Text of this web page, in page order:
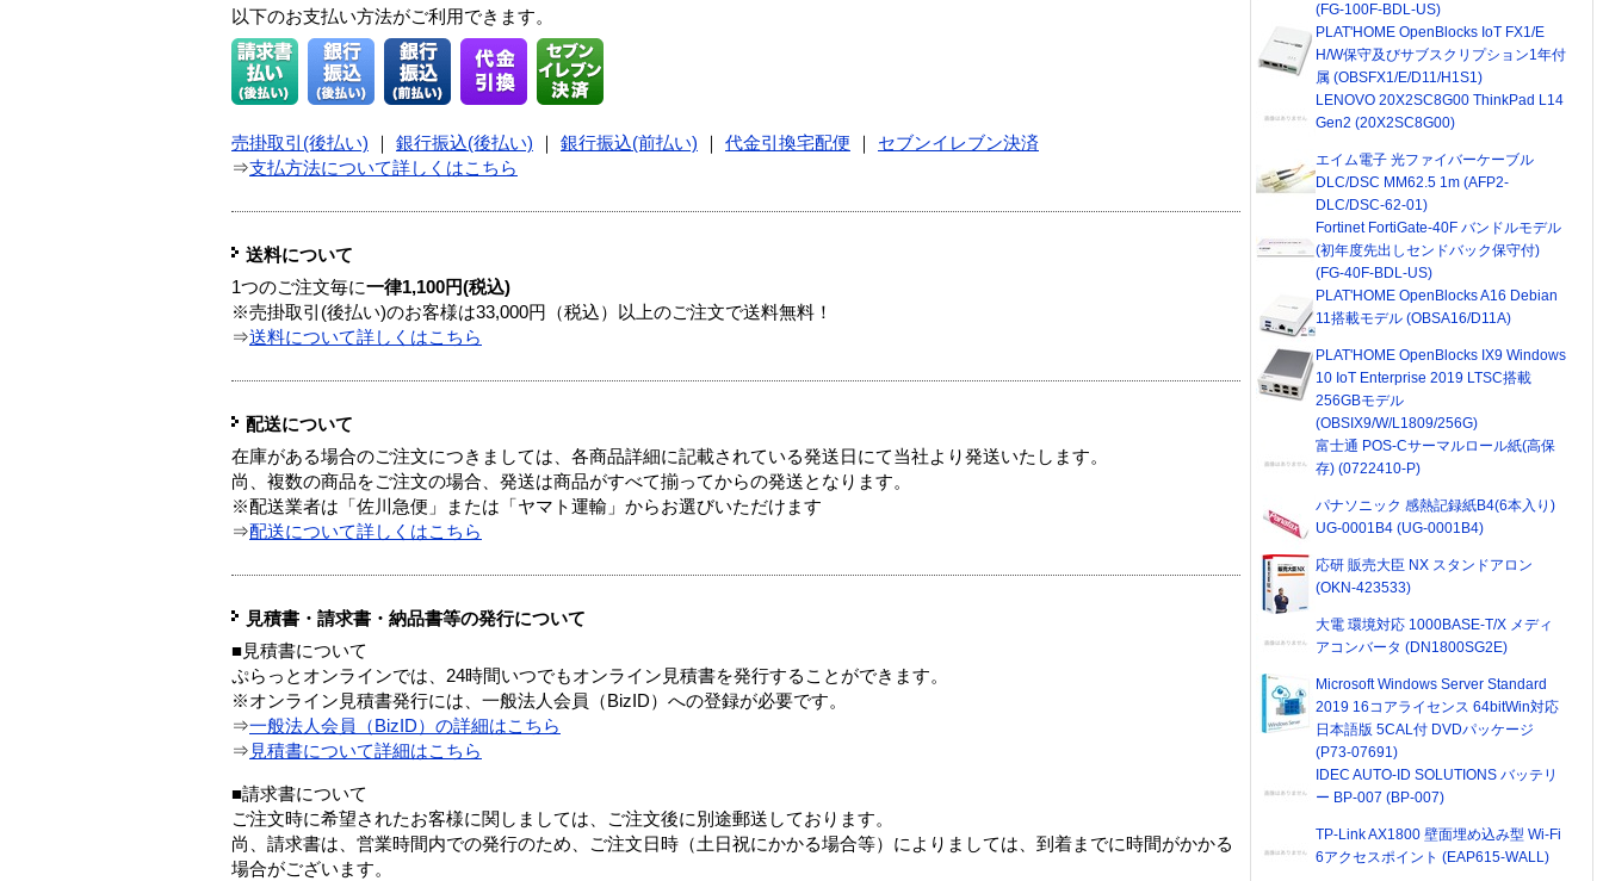
以下のお支払い方法がご利用できます。
売掛取引(後払い) 銀行振込(後払い) 銀行振込(前払い) 代金引換宅配便
セブンイレブン決済
⇒支払方法について詳しくはこちら
送料について
1つのご注文毎に一律1,100円(税込)
※売掛取引(後払い)のお客様は33,000円（税込）以上のご注文で送料無料！
⇒送料について詳しくはこちら
配送について
在庫がある場合のご注文につきましては、各商品詳細に記載されている発送日にて当社より発送いたします。
尚、複数の商品をご注文の場合、発送は商品がすべて揃ってからの発送となります。
※配送業者は「佐川急便」または「ヤマト運輸」からお選びいただけます
⇒配送について詳しくはこちら
見積書・請求書・納品書等の発行について
■見積書について
ぷらっとオンラインでは、24時間いつでもオンライン見積書を発行することができます。
※オンライン見積書発行には、一般法人会員（BizID）への登録が必要です。
⇒一般法人会員（BizID）の詳細はこちら
⇒ 見積書について詳細はこちら
■請求書について
ご注文時に希望されたお客様に関しましては、ご注文後に別途郵送しております。
尚、請求書は、営業時間内での発行のため、ご注文日時（土日祝にかかる場合等）によりましては、到着までに時間がかかる
場合がございます。
(FG-100F-BDL-US)
PLAT'HOME OpenBlocks IoT FX1/E
H/W保守及びサブスクリプション1年付
属 (OBSFX1/E/D11/H1S1)
LENOVO 20X2SC8G00 ThinkPad L14
Gen2 (20X2SC8G00)
エイム電子 光ファイバーケーブル
DLC/DSC MM62.5 1m (AFP2-
DLC/DSC-62-01)
Fortinet FortiGate-40F バンドルモデル
(初年度先出しセンドバック保守付)
(FG-40F-BDL-US)
PLAT'HOME OpenBlocks A16 Debian
11搭載モデル (OBSA16/D11A)
PLAT'HOME OpenBlocks IX9 Windows
10 IoT Enterprise 2019 LTSC搭載
256GBモデル
(OBSIX9/W/L1809/256G)
富士通 POS-Cサーマルロール紙(高保
存) (0722410-P)
パナソニック 感熱記録紙B4(6本入り)
UG-0001B4 (UG-0001B4)
応研 販売大臣 NX スタンドアロン
(OKN-423533)
大電 環境対応 1000BASE-T/X メディ
アコンバータ (DN1800SG2E)
Microsoft Windows Server Standard
2019 16コアライセンス 64bitWin対応
日本語版 5CAL付 DVDパッケージ
(P73-07691)
IDEC AUTO-ID SOLUTIONS バッテリ
ー BP-007 (BP-007)
TP-Link AX1800 壁面埋め込み型 Wi-Fi
6アクセスポイント (EAP615-WALL)